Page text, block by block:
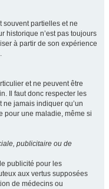
souvent partielles et ne
historique n’est pas toujours
à partir de son expérience
et ne peuvent être
Il faut donc respecter les
jamais indiquer qu’un
pour une maladie, même si
publicitaire ou de
publicité pour les
aux vertus supposées
de médecins ou